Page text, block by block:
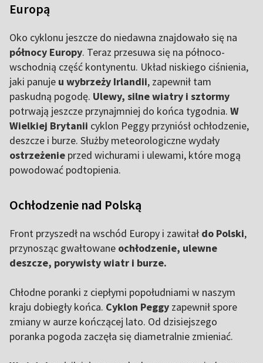
Europą
Oko cyklonu jeszcze do niedawna znajdowało się na
północy Europy. Teraz przesuwa się na północo-
wschodnią część kontynentu. Układ niskiego ciśnienia,
jaki panuje u wybrzeży Irlandii, zapewnił tam
paskudną pogodę. Ulewy, silne wiatry i sztormy
potrwają jeszcze przynajmniej do końca tygodnia. W
Wielkiej Brytanii cyklon Peggy przyniósł ochłodzenie,
deszcze i burze. Służby meteorologiczne wydały
ostrzeżenie przed wichurami i ulewami, które mogą
powodować podtopienia.
Ochłodzenie nad Polską
Front przyszedł na wschód Europy i zawitał do Polski,
przynosząc gwałtowane ochłodzenie, ulewne
deszcze, porywisty wiatr i burze.
Chłodne poranki z ciepłymi popołudniami w naszym
kraju dobiegły końca. Cyklon Peggy zapewnił spore
zmiany w aurze kończącej lato. Od dzisiejszego
poranka pogoda zaczęła się diametralnie zmieniać.